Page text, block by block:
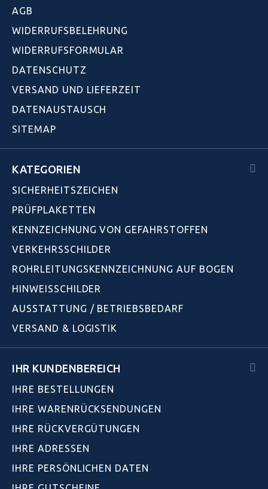
AGB
WIDERRUFSBELEHRUNG
WIDERRUFSFORMULAR
DATENSCHUTZ
VERSAND UND LIEFERZEIT
DATENAUSTAUSCH
SITEMAP
KATEGORIEN
SICHERHEITSZEICHEN
PRÜFPLAKETTEN
KENNZEICHNUNG VON GEFAHRSTOFFEN
VERKEHRSSCHILDER
ROHRLEITUNGSKENNZEICHNUNG AUF BOGEN
HINWEISSCHILDER
AUSSTATTUNG / BETRIEBSBEDARF
VERSAND & LOGISTIK
IHR KUNDENBEREICH
IHRE BESTELLUNGEN
IHRE WARENRÜCKSENDUNGEN
IHRE RÜCKVERGÜTUNGEN
IHRE ADRESSEN
IHRE PERSÖNLICHEN DATEN